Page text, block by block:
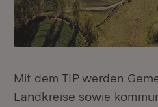
Mit dem TIP werden
Landkreise sowie